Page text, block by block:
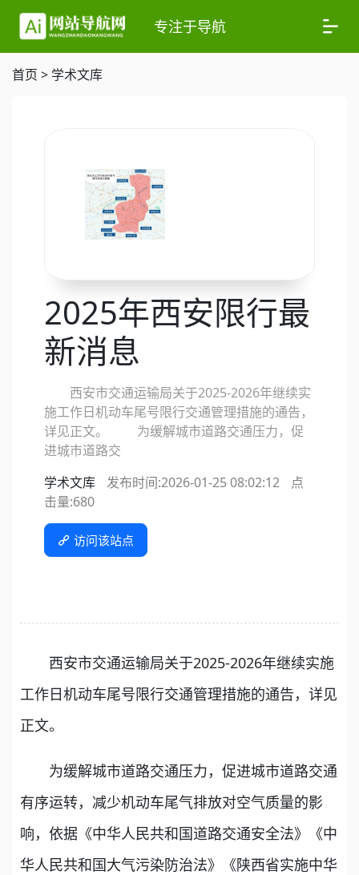
专注于导航
首页 > 学术文库
2025年西安限行最
新消息
西安市交通运输局关于2025-2026年继续实
施工作日机动车尾号限行交通管理措施的通告，
详见正文。 为缓解城市道路交通压力，促
进城市道路交
学术文库
发布时间:2026-01-25 08:02:12
点
击量:680
访问该站点
西安市交通运输局关于2025-2026年继续实施
工作日机动车尾号限行交通管理措施的通告，详见
正文。
为缓解城市道路交通压力，促进城市道路交通
有序运转，减少机动车尾气排放对空气质量的影
响，依据《中华人民共和国道路交通安全法》《中
华人民共和国大气污染防治法》《陕西省实施中华